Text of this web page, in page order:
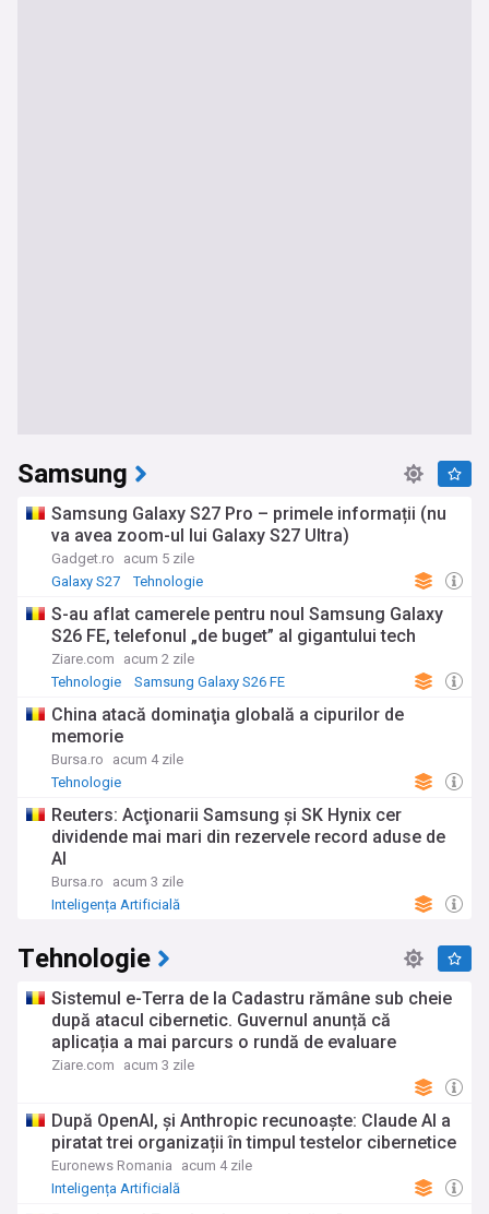
Samsung
Samsung Galaxy S27 Pro – primele informații (nu
va avea zoom-ul lui Galaxy S27 Ultra)
Gadget.ro
acum 5 zile
Galaxy S27
Tehnologie
S-au aflat camerele pentru noul Samsung Galaxy
S26 FE, telefonul „de buget” al gigantului tech
Ziare.com
acum 2 zile
Tehnologie
Samsung Galaxy S26 FE
China atacă dominaţia globală a cipurilor de
memorie
Bursa.ro
acum 4 zile
Tehnologie
Reuters: Acţionarii Samsung şi SK Hynix cer
dividende mai mari din rezervele record aduse de
AI
Bursa.ro
acum 3 zile
Inteligența Artificială
Tehnologie
Sistemul e-Terra de la Cadastru rămâne sub cheie
după atacul cibernetic. Guvernul anunță că
aplicația a mai parcurs o rundă de evaluare
Ziare.com acum 3 zile
După OpenAI, și Anthropic recunoaște: Claude AI a
piratat trei organizații în timpul testelor cibernetice
Euronews Romania
acum 4 zile
Inteligența Artificială